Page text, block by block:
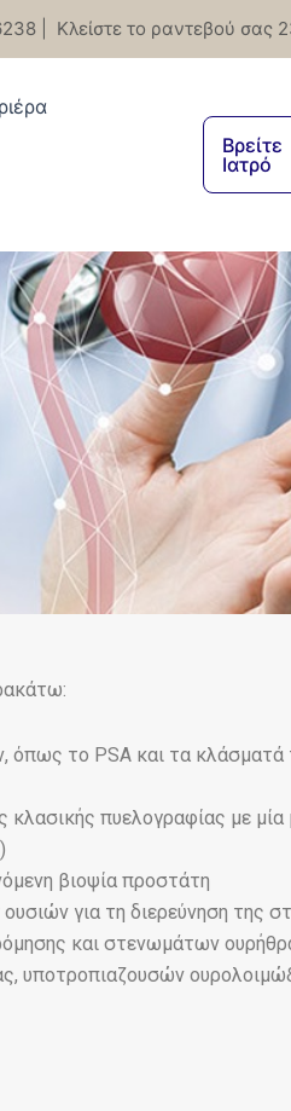
Κλείστε το ραντεβού σας
Βρείτε
Ιατρό
όπως το PSA και τα κλάσματά
πυελογραφίας με μία
βιοψία προστάτη
για τη διερεύνηση της
και στενωμάτων
υποτροπιαζουσών